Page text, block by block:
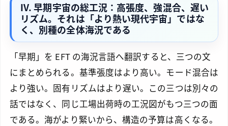
IV. 早期宇宙の総工況：高張度、強混合、遅い
リズム。それは「より熱い現代宇宙」ではな
く、別種の全体海況である
「早期」を EFT の海況言語へ翻訳すると、三つの文
にまとめられる。基準張度はより高い。モード混合は
より強い。固有リズムはより遅い。この三つは別々の
話ではなく、同じ工場出荷時の工況図がもつ三つの面
である。海がより緊いから、構造の予算は高くなる。